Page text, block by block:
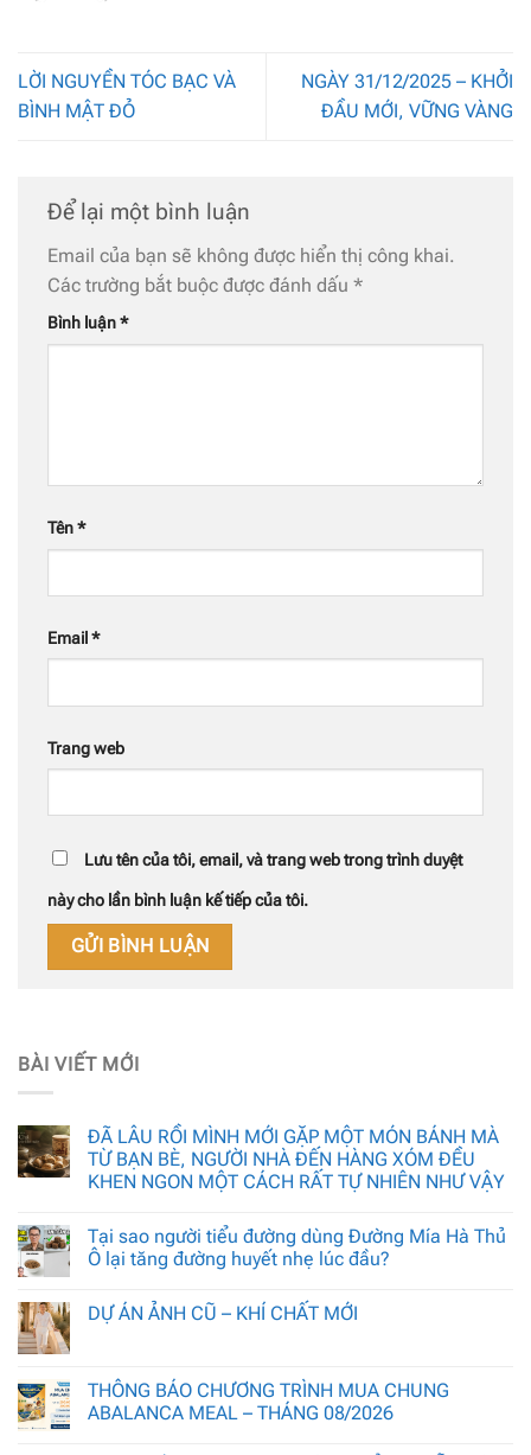
LỜI NGUYỀN TÓC BẠC VÀ
BÌNH MẬT ĐỎ
NGÀY 31/12/2025 – KHỞI
ĐẦU MỚI, VỮNG VÀNG
Để lại một bình luận
Email của bạn sẽ không được hiển thị công khai.
Các trường bắt buộc được đánh dấu *
Bình luận*
Tên*
Email *
Trang web
Lưu tên của tôi, email, và trang web trong trình duyệt
này cho lần bình luận kế tiếp của tôi.
BÀI VIẾT MỚI
ĐÃ LÂU RỒI MÌNH MỚI GẶP MỘT MÓN BÁNH MÀ
TỪ BẠN BÈ, NGƯỜI NHÀ ĐẾN HÀNG XÓM ĐỀU
KHEN NGON MỘT CÁCH RẤT TỰ NHIÊN NHƯ VẬY
Tại sao người tiểu đường dùng Đường Mía Hà Thủ
Ô lại tăng đường huyết nhẹ lúc đầu?
DỰ ÁN ẢNH CŨ – KHÍ CHẤT MỚI
THÔNG BÁO CHƯƠNG TRÌNH MUA CHUNG
ABALANCA MEAL – THÁNG 08/2026